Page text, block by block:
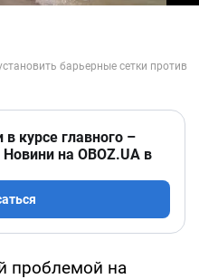
курсе главного –
на OBOZ.UA в
проблемой на